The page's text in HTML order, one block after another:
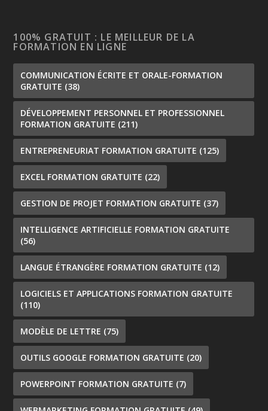
100% GRATUIT : LE MEILLEUR DE LA
FORMATION EN LIGNE
COMMUNICATION ÉCRITE ET ORALE-FORMATION
GRATUITE (38)
DÉVELOPPEMENT PERSONNEL ET PROFESSIONNEL
FORMATION GRATUITE (211)
ENTREPRENEURIAT FORMATION GRATUITE (125)
EXCEL FORMATION GRATUITE (22)
GESTION DE PROJET FORMATION GRATUITE (37)
INTELLIGENCE ARTIFICIELLE FORMATION GRATUITE
(56)
LANGUE ÉTRANGÈRE FORMATION GRATUITE (12)
LOGICIELS ET APPLICATIONS FORMATION GRATUITE
(110)
MODÈLE DE LETTRE (75)
OUTILS GOOGLE FORMATION GRATUITE (20)
POWERPOINT FORMATION GRATUITE (7)